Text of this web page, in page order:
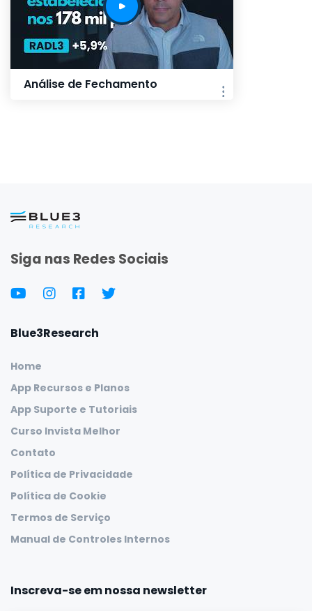
Análise de Fechamento
Siga nas Redes Sociais
Blue3Research
Home
App Recursos e Planos
App Suporte e Tutoriais
Curso Invista Melhor
Contato
Política de Privacidade
Política de Cookie
Termos de Serviço
Manual de Controles Internos
Inscreva-se em nossa newsletter